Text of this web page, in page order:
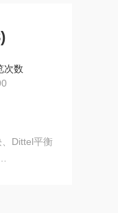
次数
Dittel平衡